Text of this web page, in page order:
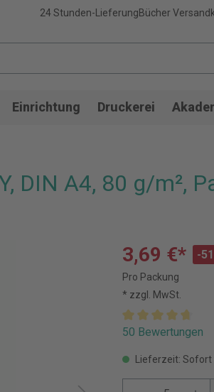
24 Stunden-LieferungBücher
Einrichtung Druckerei
DIN A4, 80 g/m²,
3,69 €* -
Pro Packung
* zzgl. MwSt.
50 Bewertungen
Lieferzeit: